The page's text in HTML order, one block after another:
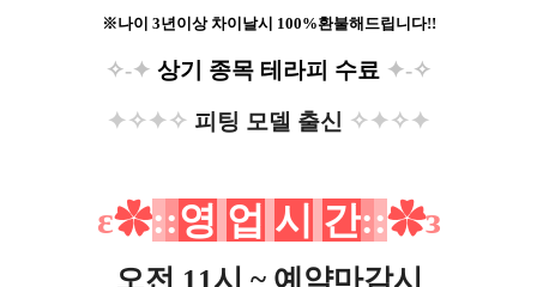
※나이 3년이상 차이날시 100%환불해드립니다!!
✧-✦ 상기 종목 테라피 수료 ✦-✧
✦✧✦✧ 피팅 모델 출신 ✧✦✧✦
ε✿::영 업 시 간::✿з
오전 11시 ~ 예약마감시